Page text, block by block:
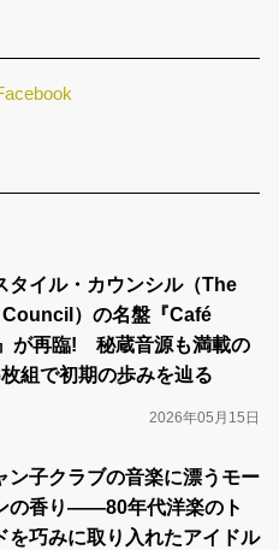
タイル・カウンシル（The
）の名盤『Café
が再臨! 秘蔵音源も満載の
組で初期の歩みを辿る
2026年05月15日
ン子クラブの音楽に漂うモー
の香り――80年代洋楽のト
を巧みに取り入れたアイドル